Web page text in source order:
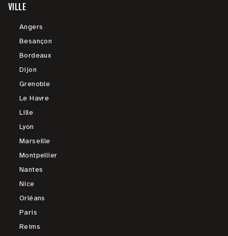
VILLE
Angers
Besançon
Bordeaux
Dijon
Grenoble
Le Havre
Lille
Lyon
Marseille
Montpellier
Nantes
Nice
Orléans
Paris
Reims